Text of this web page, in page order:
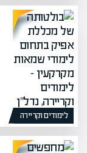
לימודים וקריירה